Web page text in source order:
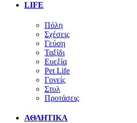
LIFE
Πόλη
Σχέσεις
Γεύση
Ταξίδι
Ευεξία
Pet Life
Γονείς
Στυλ
Προτάσεις
ΑΘΛΗΤΙΚΑ